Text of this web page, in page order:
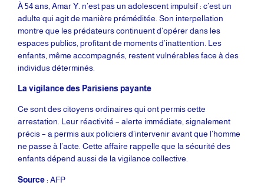
À 54 ans, Amar Y. n’est pas un adolescent impulsif : c’est un
adulte qui agit de manière préméditée. Son interpellation
montre que les prédateurs continuent d’opérer dans les
espaces publics, profitant de moments d’inattention. Les
enfants, même accompagnés, restent vulnérables face à des
individus déterminés.
La vigilance des Parisiens payante
Ce sont des citoyens ordinaires qui ont permis cette
arrestation. Leur réactivité – alerte immédiate, signalement
précis – a permis aux policiers d’intervenir avant que l’homme
ne passe à l’acte. Cette affaire rappelle que la sécurité des
enfants dépend aussi de la vigilance collective.
Source: AFP